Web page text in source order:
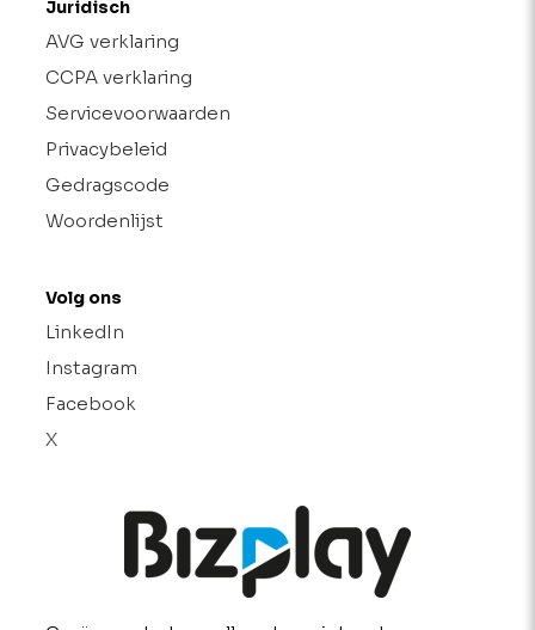
Juridisch
AVG verklaring
CCPA verklaring
Servicevoorwaarden
Privacybeleid
Gedragscode
Woordenlijst
Volg ons
LinkedIn
Instagram
Facebook
X